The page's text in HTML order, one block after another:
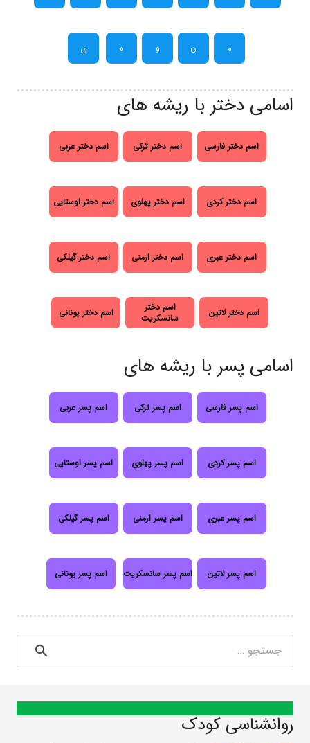
م ن و ه ی
اسامی دختر با ریشه های
اسم دختر فارسی اسم دختر ترکی اسم دختر عربی
اسم دختر کردی اسم دختر پهلوی اسم دختر اوستایی
اسم دختر عبری اسم دختر ارمنی اسم دختر گیلکی
اسم دختر لاتین
اسم دختر
سانسکریت
اسم دختر یونانی
اسامی پسر با ریشه های
اسم پسر فارسی اسم پسر ترکی اسم پسر عربی
اسم پسر کردی اسم پسر پهلوی اسم پسر اوستایی
اسم پسر عبری اسم پسر ارمنی اسم پسر گیلکی
اسم پسر لاتین اسم پسر سانسکریت اسم پسر یونانی
برای:
روانشناسی کودک